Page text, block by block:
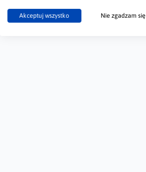
Akceptuj wszystko Nie zgadzam się